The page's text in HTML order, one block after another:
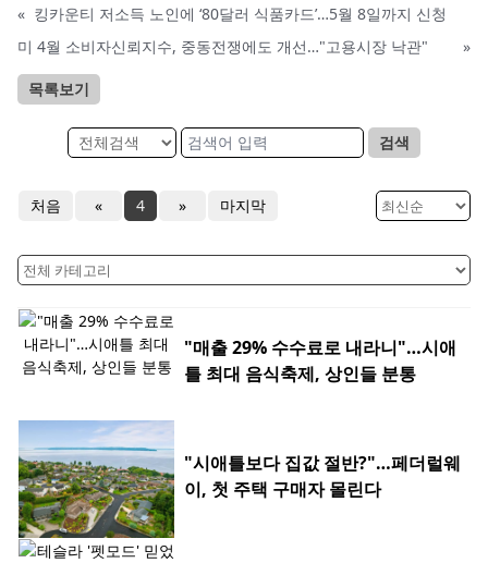
« 킹카운티 저소득 노인에 ‘80달러 식품카드’…5월 8일까지 신청
미 4월 소비자신뢰지수, 중동전쟁에도 개선…"고용시장 낙관"
»
목록보기
검색
처음 « 4 » 마지막
"매출 29% 수수료로 내라니"…시애
틀 최대 음식축제, 상인들 분통
"시애틀보다 집값 절반?"…페더럴웨
이, 첫 주택 구매자 몰린다